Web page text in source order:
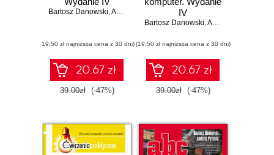
Bartosz Danowski,Andrzej Pyrchla
(19,50 zł najniższa cena z 30 dni)
20.67 zł
39.00zł (-47%)
IV
Bartosz Danowski,Andrzej Pyrchla
(19,50 zł najniższa cena z 30 dni)
20.67 zł
39.00zł (-47%)